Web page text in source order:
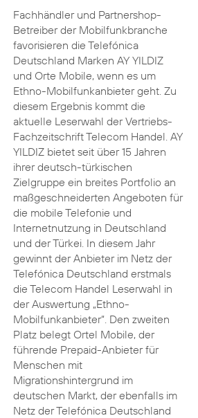
Fachhändler und Partnershop-
Betreiber der Mobilfunkbranche
favorisieren die Telefónica
Deutschland Marken AY YILDIZ
und Orte Mobile, wenn es um
Ethno-Mobilfunkanbieter geht. Zu
diesem Ergebnis kommt die
aktuelle Leserwahl der Vertriebs-
Fachzeitschrift Telecom Handel. AY
YILDIZ bietet seit über 15 Jahren
ihrer deutsch-türkischen
Zielgruppe ein breites Portfolio an
maßgeschneiderten Angeboten für
die mobile Telefonie und
Internetnutzung in Deutschland
und der Türkei. In diesem Jahr
gewinnt der Anbieter im Netz der
Telefónica Deutschland erstmals
die Telecom Handel Leserwahl in
der Auswertung „Ethno-
Mobilfunkanbieter“. Den zweiten
Platz belegt Ortel Mobile, der
führende Prepaid-Anbieter für
Menschen mit
Migrationshintergrund im
deutschen Markt, der ebenfalls im
Netz der Telefónica Deutschland